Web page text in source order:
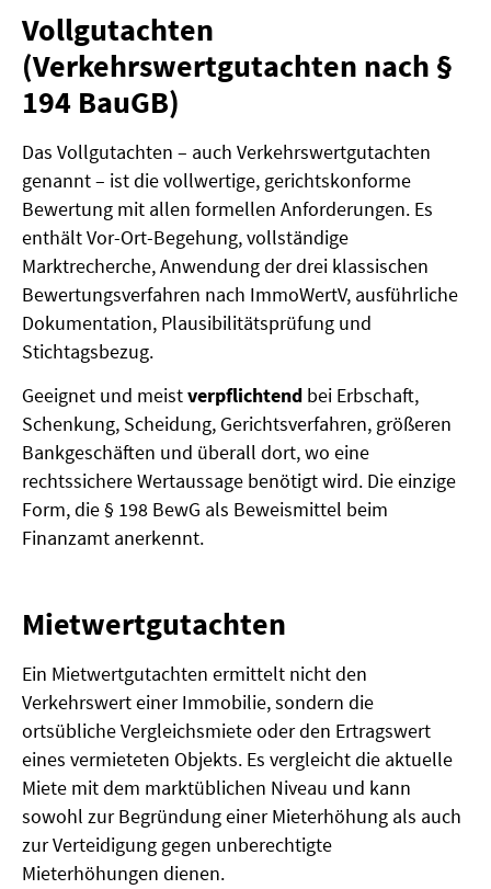
Vollgutachten
(Verkehrswertgutachten nach §
194 BauGB)
Das Vollgutachten – auch Verkehrswertgutachten
genannt – ist die vollwertige, gerichtskonforme
Bewertung mit allen formellen Anforderungen. Es
enthält Vor-Ort-Begehung, vollständige
Marktrecherche, Anwendung der drei klassischen
Bewertungsverfahren nach ImmoWertV, ausführliche
Dokumentation, Plausibilitätsprüfung und
Stichtagsbezug.
Geeignet und meistverpflichtend bei Erbschaft,
Schenkung, Scheidung, Gerichtsverfahren, größeren
Bankgeschäften und überall dort, wo eine
rechtssichere Wertaussage benötigt wird. Die einzige
Form, die § 198 BewG als Beweismittel beim
Finanzamt anerkennt.
Mietwertgutachten
Ein Mietwertgutachten ermittelt nicht den
Verkehrswert einer Immobilie, sondern die
ortsübliche Vergleichsmiete oder den Ertragswert
eines vermieteten Objekts. Es vergleicht die aktuelle
Miete mit dem marktüblichen Niveau und kann
sowohl zur Begründung einer Mieterhöhung als auch
zur Verteidigung gegen unberechtigte
Mieterhöhungen dienen.